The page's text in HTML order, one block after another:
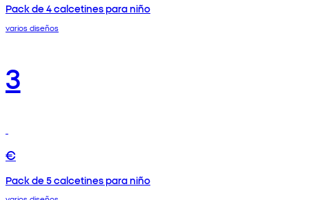
Pack de 4 calcetines para niño
varios diseños
3
€
Pack de 5 calcetines para niño